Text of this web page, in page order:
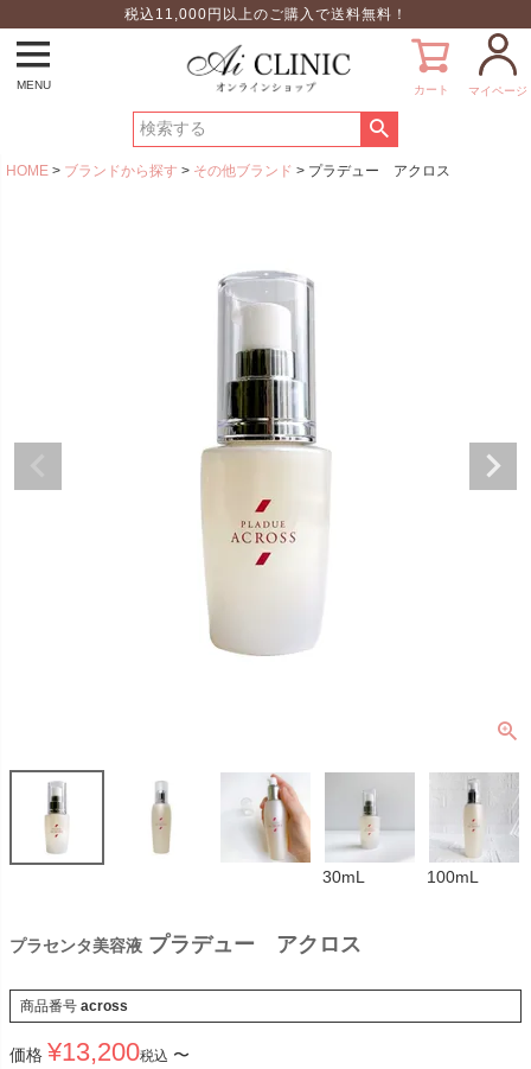
税込11,000円以上のご購入で送料無料！
MENU カート マイページ
HOME ブランドから探す その他ブランド プラデュー アクロス
30mL 100mL
プラセンタ美容液 プラデュー アクロス
商品番号 across
価格 ¥13,200税込 〜